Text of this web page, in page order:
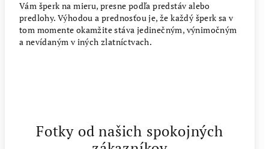
Vám šperk na mieru, presne podľa predstáv alebo
predlohy. Výhodou a prednosťou je, že každý šperk sa v
tom momente okamžite stáva jedinečným, výnimočným
a nevídaným v iných zlatníctvach.
Fotky od našich spokojných